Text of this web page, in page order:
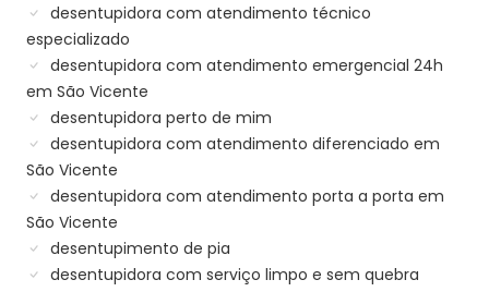
desentupidora com atendimento técnico
especializado
desentupidora com atendimento emergencial 24h
em São Vicente
desentupidora perto de mim
desentupidora com atendimento diferenciado em
São Vicente
desentupidora com atendimento porta a porta em
São Vicente
desentupimento de pia
desentupidora com serviço limpo e sem quebra